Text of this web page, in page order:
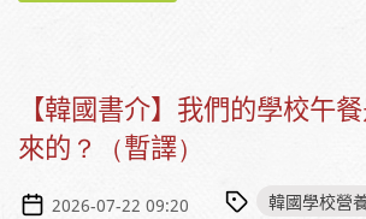
【韓國書介】我們的學校午
來的？（暫譯）
2026-07-22 09:20 韓國學校營